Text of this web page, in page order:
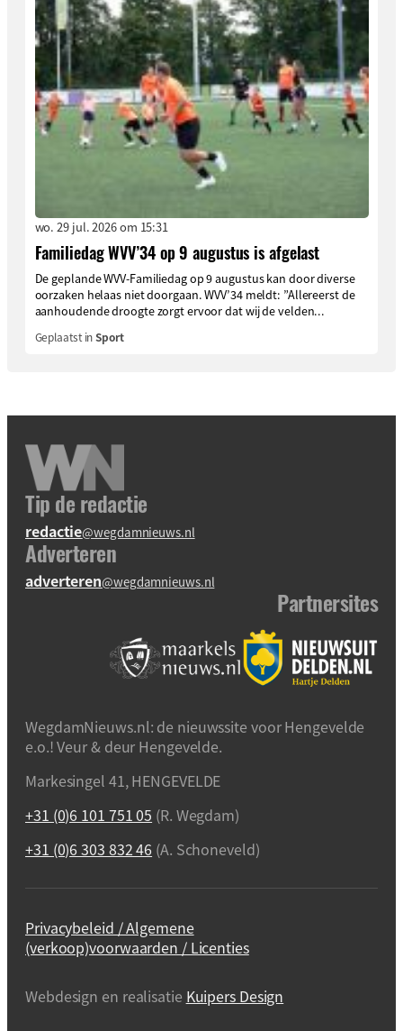
wo. 29 jul. 2026 om 15:31
Familiedag WVV’34 op 9 augustus is afgelast
De geplande WVV-Familiedag op 9 augustus kan door diverse
oorzaken helaas niet doorgaan. WVV’34 meldt: ”Allereerst de
aanhoudende droogte zorgt ervoor dat wij de velden...
Geplaatst inSport
Tip de redactie
redactie@wegdamnieuws.nl
Adverteren
adverteren@wegdamnieuws.nl
Partnersites
WegdamNieuws.nl: de nieuwssite voor Hengevelde
e.o.! Veur & deur Hengevelde.
Markesingel 41, HENGEVELDE
+31 (0)6 101 751 05 (R. Wegdam)
+31 (0)6 303 832 46 (A. Schoneveld)
Privacybeleid / Algemene
(verkoop)voorwaarden / Licenties
Webdesign en realisatie Kuipers Design